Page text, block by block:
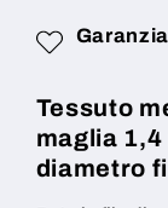
misura
Tessuto
maglia 1,4
diametro